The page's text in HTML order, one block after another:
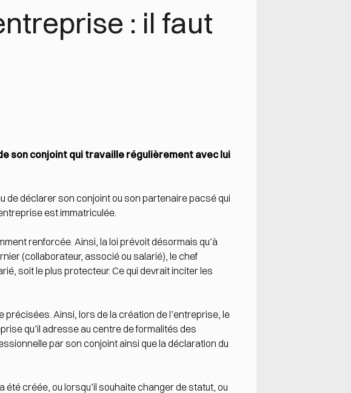
: il faut
son conjoint qui travaille régulièrement avec lui
de déclarer son conjoint ou son partenaire pacsé qui
est immatriculée.
renforcée. Ainsi, la loi prévoit désormais qu’à
(collaborateur, associé ou salarié), le chef
soit le plus protecteur. Ce qui devrait inciter les
Ainsi, lors de la création de l’entreprise, le
qu’il adresse au centre de formalités des
par son conjoint ainsi que la déclaration du
créée, ou lorsqu’il souhaite changer de statut, ou